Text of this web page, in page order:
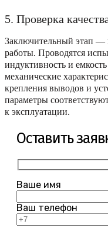
5. Проверка
Заключительный этап —
работы. Проводятся
индуктивность и
механические
крепления выводов и
параметры
к эксплуатации.
Оставить
Ваше имя
Ваш телефон